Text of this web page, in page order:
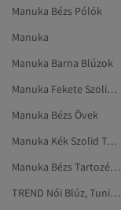
Manuka Bézs Pólók
Manuka
Manuka Barna Blúzok
Manuka Fekete Szolid Tunikák
Manuka Bézs Övek
Manuka Kék Szolid Tunikák
Manuka Bézs Tartozékok
TREND Női Blúz, Tunika És Korszázs